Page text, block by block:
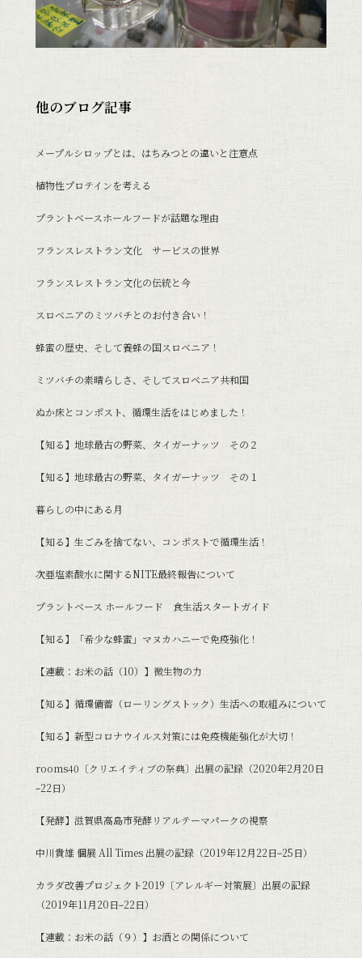
他のブログ記事
メープルシロップとは、はちみつとの違いと注意点
植物性プロテインを考える
プラントベースホールフードが話題な理由
フランスレストラン文化 サービスの世界
フランスレストラン文化の伝統と今
スロベニアのミツバチとのお付き合い！
蜂蜜の歴史、そして養蜂の国スロベニア！
ミツバチの素晴らしさ、そしてスロベニア共和国
ぬか床とコンポスト、循環生活をはじめました！
【知る】地球最古の野菜、タイガーナッツ その２
【知る】地球最古の野菜、タイガーナッツ その１
暮らしの中にある月
【知る】生ごみを捨てない、コンポストで循環生活！
次亜塩素酸水に関するNITE最終報告について
プラントベース ホールフード 食生活スタートガイド
【知る】「希少な蜂蜜」マヌカハニーで免疫強化！
【連載：お米の話（10）】微生物の力
【知る】循環備蓄（ローリングストック）生活への取組みについて
【知る】新型コロナウイルス対策には免疫機能強化が大切！
rooms40〔クリエイティブの祭典〕出展の記録（2020年2月20日
ｰ22日）
【発酵】滋賀県高島市発酵リアルテーマパークの視察
中川貴雄 個展 All Times 出展の記録（2019年12月22日ｰ25日）
カラダ改善プロジェクト2019〔アレルギー対策展〕出展の記録
（2019年11月20日ｰ22日）
【連載：お米の話（９）】お酒との関係について